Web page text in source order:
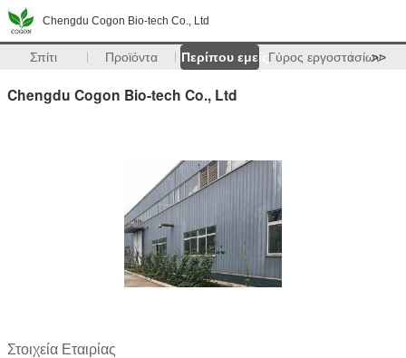
Chengdu Cogon Bio-tech Co., Ltd
Σπίτι Προϊόντα Περίπου εμείς Γύρος εργοστασίων
>>
Chengdu Cogon Bio-tech Co., Ltd
Στοιχεία Εταιρίας